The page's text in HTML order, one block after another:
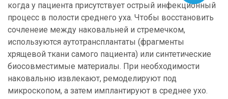
когда у пациента присутствует острый инфекционный
процесс в полости среднего уха. Чтобы восстановить
сочленеие между наковальней и стремечком,
используются аутотрансплантаты (фрагменты
хрящевой ткани самого пациента) или синтетические
биосовместимые материалы. При необходимости
наковальню извлекают, ремоделируют под
микроскопом, а затем имплантируют в среднее ухо.